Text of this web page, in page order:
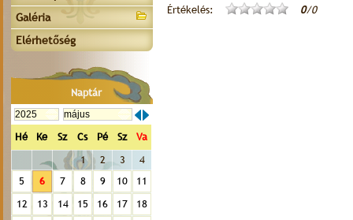
Galéria
Elérhetőség
Naptár
Hé Ke Sz Cs Pé Sz
Va
1
2 3
4
5
6 7 8 9 10
11
12
13 14 15 16 17
18
Értékelés: 0/0